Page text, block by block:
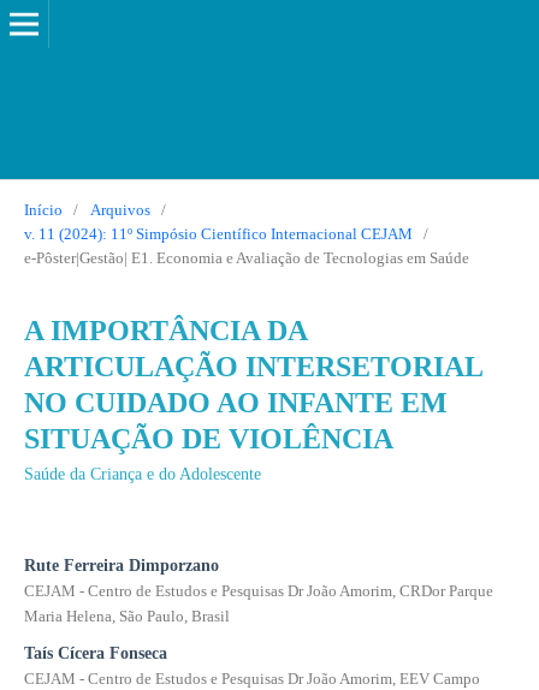
Início / Arquivos
/
v. 11 (2024): 11º Simpósio Científico Internacional CEJAM
/
e-Pôster|Gestão| E1. Economia e Avaliação de Tecnologias em Saúde
A IMPORTÂNCIA DA
ARTICULAÇÃO INTERSETORIAL
NO CUIDADO AO INFANTE EM
SITUAÇÃO DE VIOLÊNCIA
Saúde da Criança e do Adolescente
Rute Ferreira Dimporzano
CEJAM - Centro de Estudos e Pesquisas Dr João Amorim, CRDor Parque
Maria Helena, São Paulo, Brasil
Taís Cícera Fonseca
CEJAM - Centro de Estudos e Pesquisas Dr João Amorim, EEV Campo